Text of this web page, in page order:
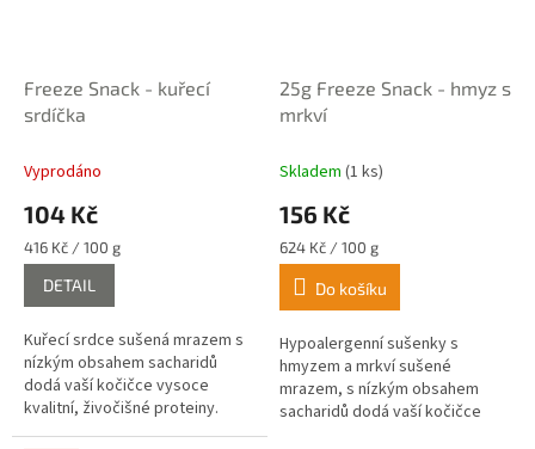
Freeze Snack - kuřecí
srdíčka
Vyprodáno
104 Kč
Měrná
cena:
416 Kč / 100 g
DETAIL
Kuřecí srdce sušená mrazem s
nízkým obsahem sacharidů
dodá vaší kočičce vysoce
kvalitní, živočišné proteiny.
25g Freeze Snack - hmyz s
mrkví
Skladem (1 ks)
156 Kč
Měrná
cena:
624 Kč / 100 g
Do košíku
Hypoalergenní sušenky s
hmyzem a mrkví sušené
mrazem, s nízkým obsahem
sacharidů dodá vaší kočičce